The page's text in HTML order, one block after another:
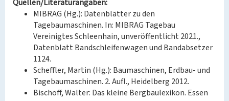
Quellen/Literaturangaben:
MIBRAG (Hg.): Datenblätter zu den
Tagebaumaschinen. In: MIBRAG Tagebau
Vereinigtes Schleenhain, unveröffentlicht 2021.,
Datenblatt Bandschleifenwagen und Bandabsetzer
1124.
Scheffler, Martin (Hg.): Baumaschinen, Erdbau- und
Tagebaumaschinen. 2. Aufl., Heidelberg 2012.
Bischoff, Walter: Das kleine Bergbaulexikon. Essen